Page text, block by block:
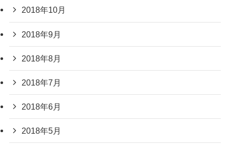
2018年10月
2018年9月
2018年8月
2018年7月
2018年6月
2018年5月